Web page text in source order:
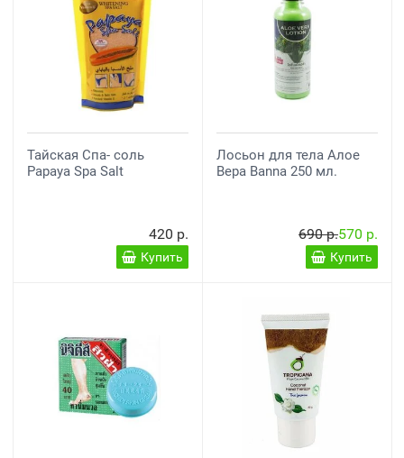
Тайская Спа- соль
Papaya Spa Salt
420 р.
Купить
Лосьон для тела Алое
Вера Banna 250 мл.
690 р.570 р.
Купить